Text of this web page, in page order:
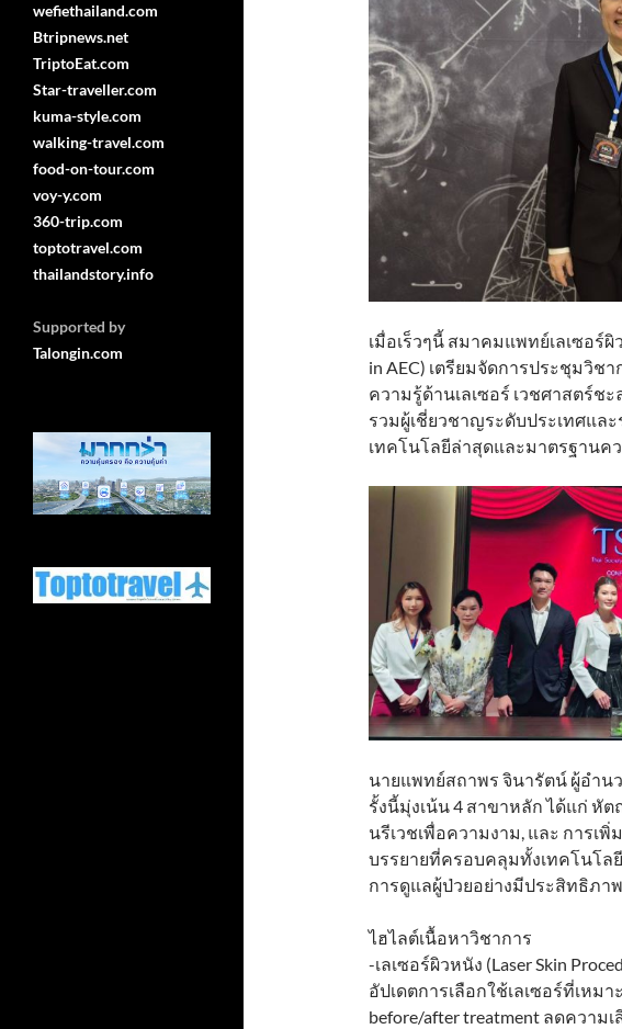
เมื่อเร็วๆนี้ สมาคมแพทย์เลเซอร์
in AEC) เตรียมจัดการประชุมวิช
ความรู้ด้านเลเซอร์ เวชศาสตร์ช
รวมผู้เชี่ยวชาญระดับประเทศแล
เทคโนโลยีล่าสุดและมาตรฐานค
นายแพทย์สถาพร จินารัตน์ ผู้อำน
รั้งนี้มุ่งเน้น 4 สาขาหลัก ได้แก่ หัต
นรีเวชเพื่อความงาม, และ การเ
บรรยายที่ครอบคลุมทั้งเทคโนโล
การดูแลผู้ป่วยอย่างมีประสิทธิภาพ
ไฮไลต์เนื้อหาวิชาการ
-เลเซอร์ผิวหนัง (Laser Skin
อัปเดตการเลือกใช้เลเซอร์ที่เหม
before/after treatment ลดความ
wefiethailand.com
Btripnews.net
TriptoEat.com
Star-traveller.com
kuma-style.com
walking-travel.com
food-on-tour.com
voy-y.com
360-trip.com
toptotravel.com
thailandstory.info
Supported by
Talongin.com